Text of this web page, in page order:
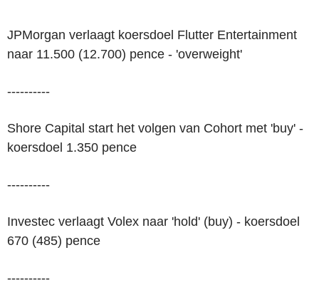
JPMorgan verlaagt koersdoel Flutter Entertainment
naar 11.500 (12.700) pence - 'overweight'
----------
Shore Capital start het volgen van Cohort met 'buy' -
koersdoel 1.350 pence
----------
Investec verlaagt Volex naar 'hold' (buy) - koersdoel
670 (485) pence
----------